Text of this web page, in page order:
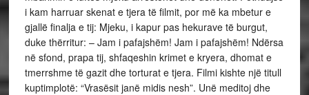
i kam harruar skenat e tjera të filmit, por më ka mbetur e
gjallë finalja e tij: Mjeku, i kapur pas hekurave të burgut,
duke thërritur: – Jam i pafajshëm! Jam i pafajshëm! Ndërsa
në sfond, prapa tij, shfaqeshin krimet e kryera, dhomat e
tmerrshme të gazit dhe torturat e tjera. Filmi kishte një titull
kuptimplotë: “Vrasësit janë midis nesh”. Unë meditoj dhe